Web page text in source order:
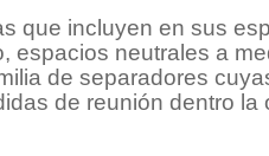
que incluyen en sus
espacios neutrales a
de separadores
de reunión dentro la